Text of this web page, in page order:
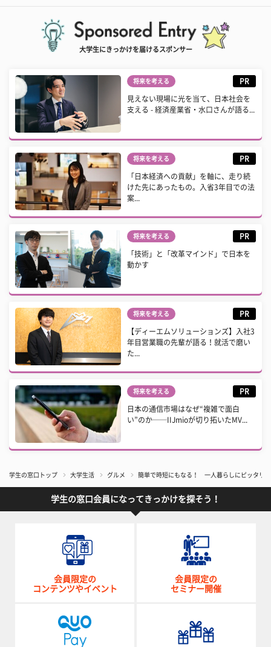
大学生にきっかけを届けるスポンサー
将来を考える PR
見えない現場に光を当て、日本社会を
支える - 経済産業省・水口さんが語る...
将来を考える PR
「日本経済への貢献」を軸に、走り続
けた先にあったもの。入省3年目での法
案...
将来を考える PR
「技術」と「改革マインド」で日本を
動かす
将来を考える PR
【ディーエムソリューションズ】入社3
年目営業職の先輩が語る！就活で磨い
た...
将来を考える PR
日本の通信市場はなぜ“複雑で面白
い”のか──IIJmioが切り拓いたMV...
学生の窓口トップ 大学生活 グルメ 簡単で時短にもなる！ 一人暮らしにピッタリ
学生の窓口会員になってきっかけを探そう！
会員限定の
コンテンツやイベント
会員限定の
セミナー開催